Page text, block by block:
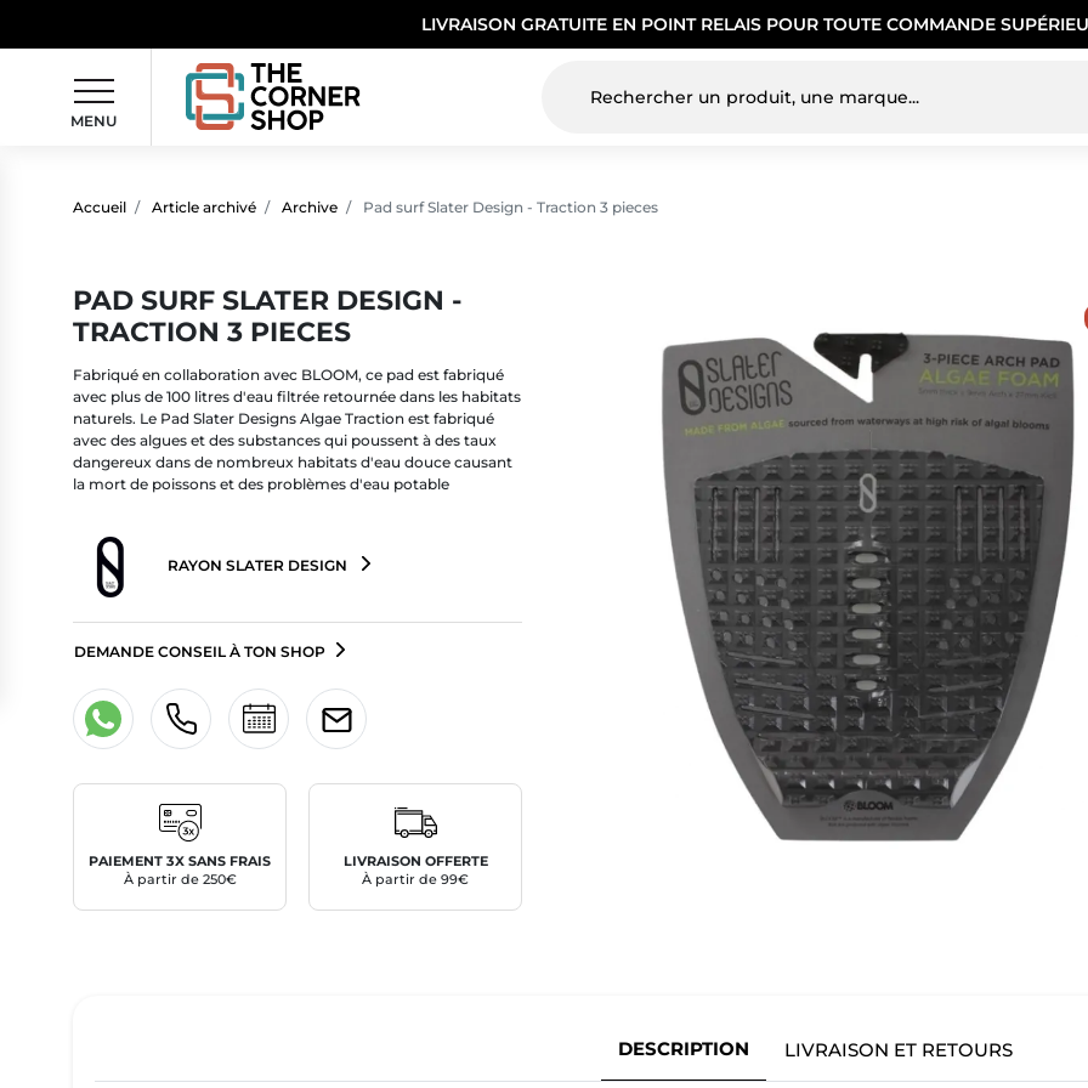
LIVRAISON GRATUITE EN POINT RELAIS POUR TOUTE COMMANDE
MENU
Accueil Article archivé Archive Pad surf Slater Design - Traction 3 pieces
PAD SURF SLATER DESIGN -
TRACTION 3 PIECES
Fabriqué en collaboration avec BLOOM, ce pad est fabriqué
avec plus de 100 litres d'eau filtrée retournée dans les habitats
naturels. Le Pad Slater Designs Algae Traction est fabriqué
avec des algues et des substances qui poussent à des taux
dangereux dans de nombreux habitats d'eau douce causant
la mort de poissons et des problèmes d'eau potable
RAYON SLATER DESIGN
DEMANDE CONSEIL À TON SHOP
PAIEMENT 3X SANS FRAIS
À partir de 250€
LIVRAISON OFFERTE
À partir de 99€
DESCRIPTION LIVRAISON ET RETOURS